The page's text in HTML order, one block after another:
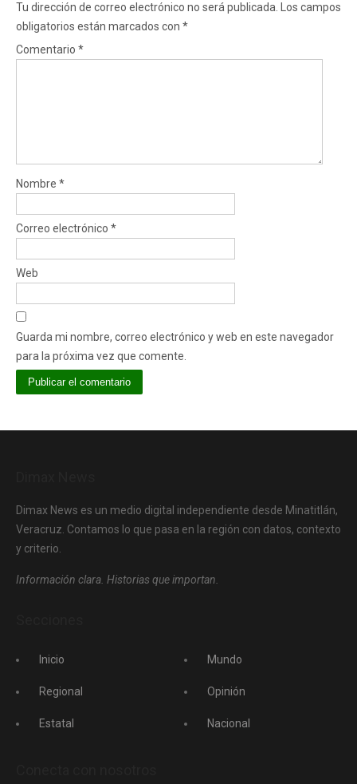
Tu dirección de correo electrónico no será publicada.
Los campos
obligatorios están marcados con *
Comentario *
Nombre *
Correo electrónico *
Web
Guarda mi nombre, correo electrónico y web en este navegador
para la próxima vez que comente.
Dimax News es un medio digital independiente desde Minatitlán,
Veracruz. Contamos lo que pasa en la región con datos, contexto
y criterio.
Información clara. Historias que importan.
Inicio
Regional
Estatal
Mundo
Opinión
Nacional